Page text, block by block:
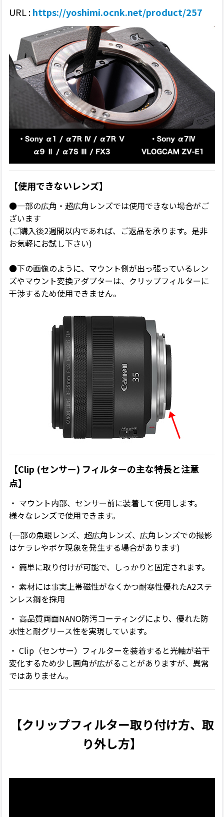
URL :https://yoshimi.ocnk.net/product/257
【使用できないレンズ】
●一部の広角・超広角レンズでは使用できない場合がご
ざいます
(ご購入後2週間以内であれば、ご返品を承ります。是非
お気軽にお試し下さい)
●下の画像のように、マウント側が出っ張っているレン
ズやマウント変換アダプターは、クリップフィルターに
干渉するため使用できません。
【Clip (センサー) フィルターの主な特長と注意
点】
・ マウント内部、センサー前に装着して使用します。
様々なレンズで使用できます。
(一部の魚眼レンズ、超広角レンズ、広角レンズでの撮影
はケラレやボケ現象を発生する場合があります)
・ 簡単に取り付けが可能で、しっかりと固定されます。
・ 素材には事実上帯磁性がなくかつ耐寒性優れたA2ステ
ンレス鋼を採用
・ 高品質両面NANO防汚コーティングにより、優れた防
水性と耐グリース性を実現しています。
・ Clip（センサー）フィルターを装着すると光軸が若干
変化するため少し画角が広がることがありますが、異常
ではありません。
【クリップフィルター取り付け方、取
り外し方】